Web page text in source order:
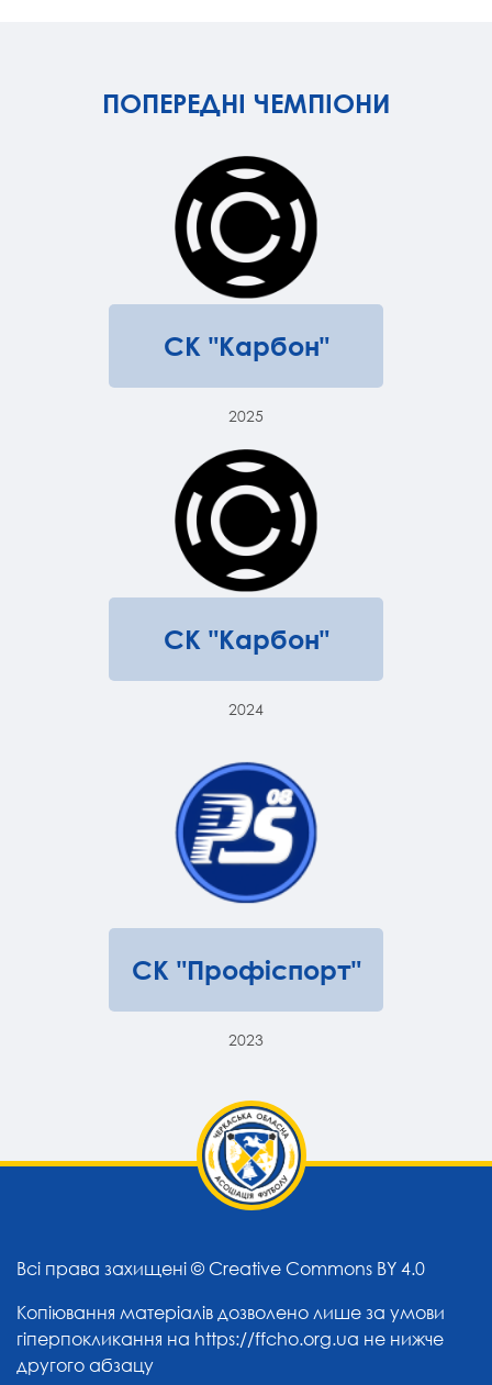
ПОПЕРЕДНІ ЧЕМПІОНИ
СК "Карбон"
2025
СК "Карбон"
2024
СК "Профіспорт"
2023
Всі права захищені © Creative Commons BY 4.0
Копіювання матеріалів дозволено лише за умови
гіперпокликання на https://ffcho.org.ua не нижче
другого абзацу